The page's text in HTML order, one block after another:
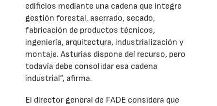
edificios mediante una cadena que integre
gestión forestal, aserrado, secado,
fabricación de productos técnicos,
ingeniería, arquitectura, industrialización y
montaje. Asturias dispone del recurso, pero
todavía debe consolidar esa cadena
industrial”, afirma.
El director general de FADE considera que